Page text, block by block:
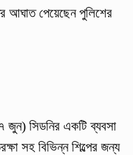
আঘাত পেয়েছেন পুলিশের
জুন) সিডনির একটি ব্যবসা
সহ বিভিন্ন শিল্পের জন্য